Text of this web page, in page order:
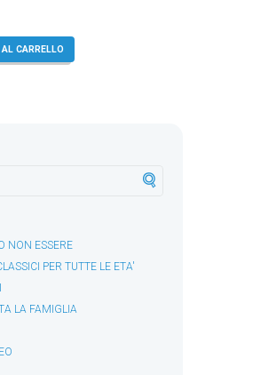
CARRELLO
NON ESSERE
PER TUTTE LE ETA'
LA FAMIGLIA